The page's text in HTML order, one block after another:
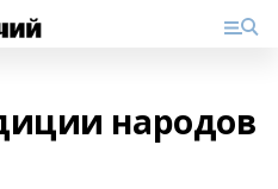
народов